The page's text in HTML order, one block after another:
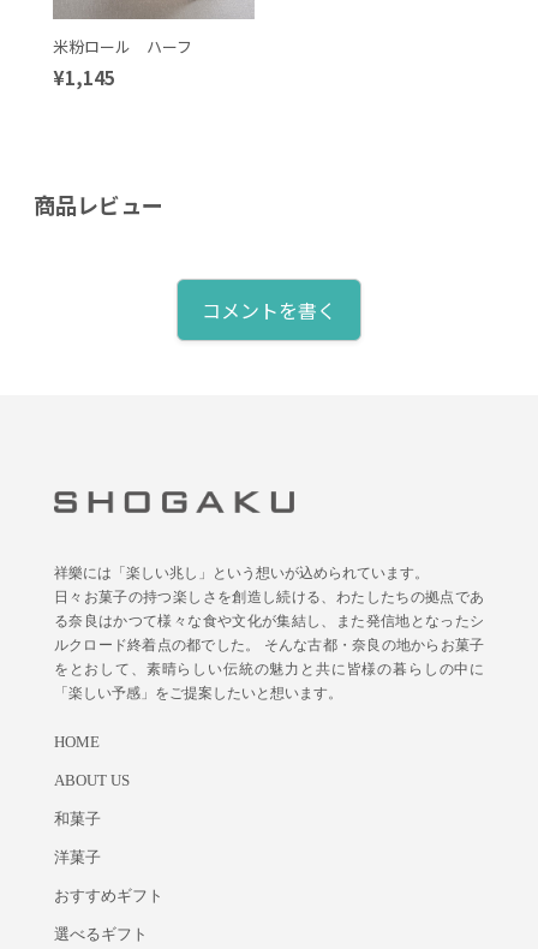
米粉ロール ハーフ
¥1,145
商品レビュー
コメントを書く
祥樂には「楽しい兆し」という想いが込められています。
日々お菓子の持つ楽しさを創造し続ける、わたしたちの拠点であ
る奈良はかつて様々な食や文化が集結し、また発信地となったシ
ルクロード終着点の都でした。 そんな古都・奈良の地からお菓子
をとおして、素晴らしい伝統の魅力と共に皆様の暮らしの中に
「楽しい予感」をご提案したいと想います。
HOME
ABOUT US
和菓子
洋菓子
おすすめギフト
選べるギフト